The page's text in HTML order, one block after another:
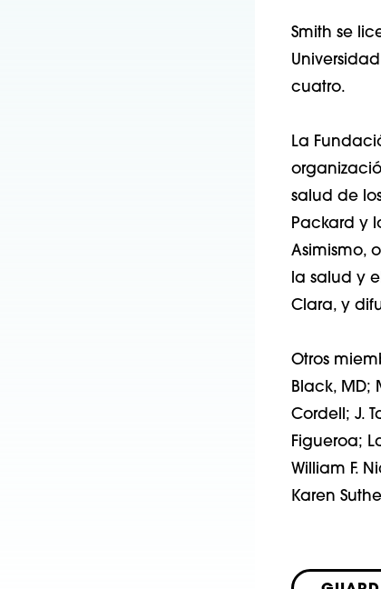
Smith se
cuatro.
La
salud de
Packard y
Asimismo,
la salud y
Clara, y
Otros
Black, MD;
Cordell; J.
Figueroa;
William F.
Karen